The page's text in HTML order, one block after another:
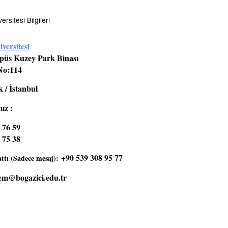
Bilgileri
Kuzey Park Binası
/ İstanbul
:
59
38
(Sadece mesaj): +90 539 308 95 77